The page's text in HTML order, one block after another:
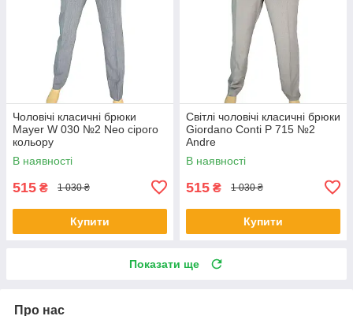
Чоловічі класичні брюки
Mayer W 030 №2 Neo сірого
кольору
В наявності
515 ₴ 1 030 ₴
Купити
Світлі чоловічі класичні брюки
Giordano Conti P 715 №2
Andre
В наявності
515 ₴ 1 030 ₴
Купити
Показати ще
Про нас